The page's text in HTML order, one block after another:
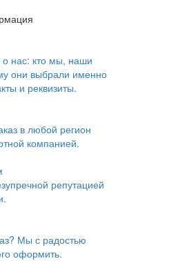
нас: кто мы, наши
они выбрали именно
и реквизиты.
в любой регион
компанией.
репутацией
Мы с радостью
оформить.